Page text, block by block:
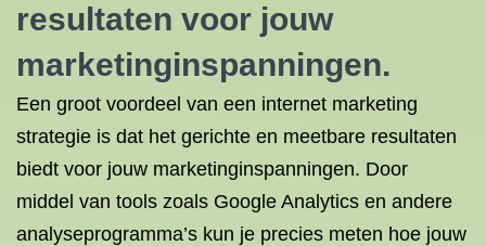
resultaten voor jouw
marketinginspanningen.
Een groot voordeel van een internet marketing
strategie is dat het gerichte en meetbare resultaten
biedt voor jouw marketinginspanningen. Door
middel van tools zoals Google Analytics en andere
analyseprogramma’s kun je precies meten hoe jouw